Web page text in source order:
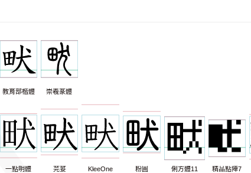
教育部楷體 崇羲篆體
一點明體 芫荽 KleeOne 粉圓 俐方體11 精品點陣7